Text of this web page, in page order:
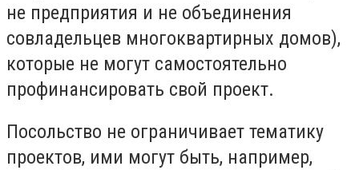
не предприятия и не объединения
совладельцев многоквартирных домов),
которые не могут самостоятельно
профинансировать свой проект.
Посольство не ограничивает тематику
проектов, ими могут быть, например,